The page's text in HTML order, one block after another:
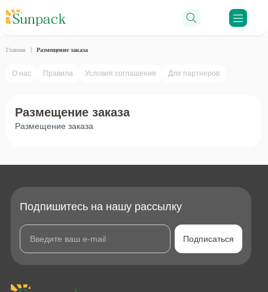
Главная Размещение заказа
О нас Правила Условия соглашения Для партнеров
Размещение заказа
Размещение заказа
Подпишитесь на нашу рассылку
Подписаться